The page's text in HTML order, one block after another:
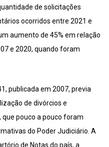
de solicitações
ocorridos entre 2021 e
aumento de 45% em relação
e 2020, quando foram
publicada em 2007, previa
de divórcios e
pouco a pouco foram
do Poder Judiciário. A
de Notas do país, a